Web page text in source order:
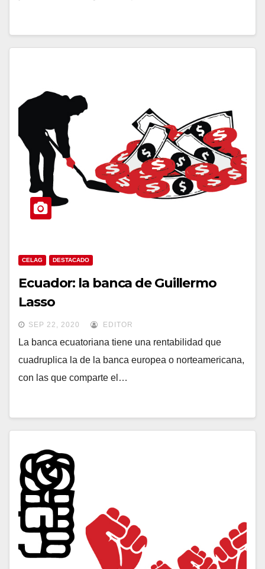
CELAG DESTACADO
Ecuador: la banca de Guillermo
Lasso
SEP 22, 2020 EDITOR
La banca ecuatoriana tiene una rentabilidad que
cuadruplica la de la banca europea o norteamericana,
con las que comparte el…